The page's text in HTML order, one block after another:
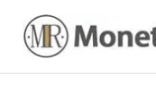
contenuto